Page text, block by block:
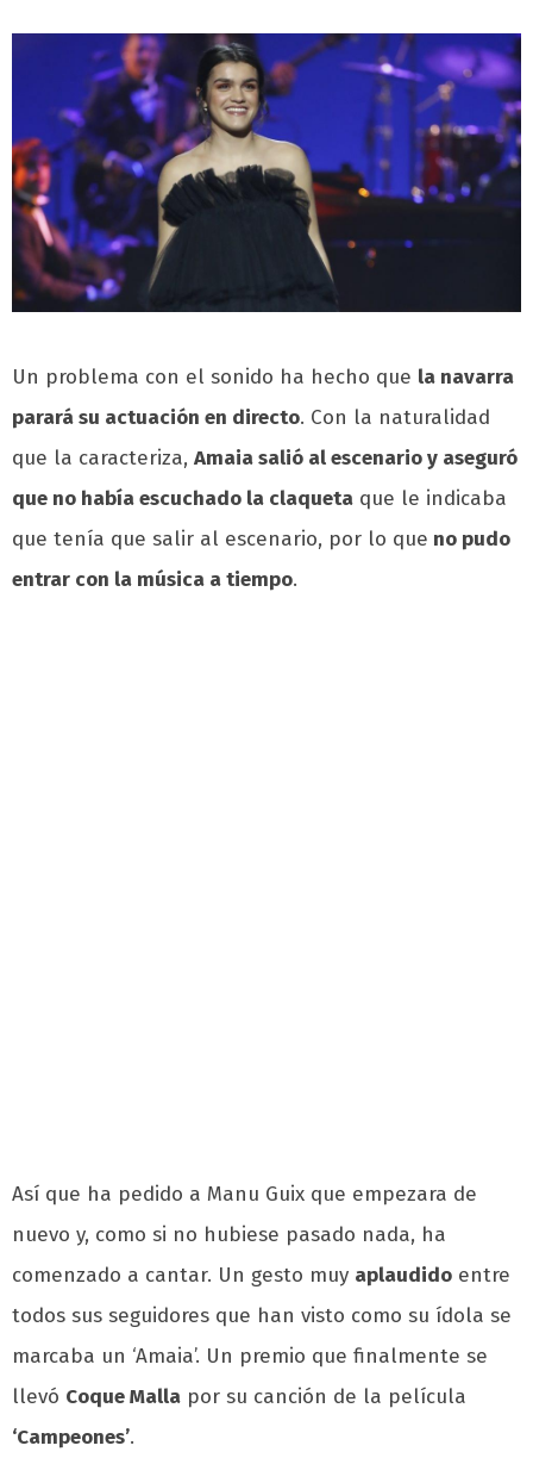
Un problema con el sonido ha hecho que la navarra
parará su actuación en directo. Con la naturalidad
que la caracteriza, Amaia salió al escenario y aseguró
que no había escuchado la claqueta que le indicaba
que tenía que salir al escenario, por lo que no pudo
entrar con la música a tiempo.
Así que ha pedido a Manu Guix que empezara de
nuevo y, como si no hubiese pasado nada, ha
comenzado a cantar. Un gesto muy aplaudido entre
todos sus seguidores que han visto como su ídola se
marcaba un ‘Amaia’. Un premio que finalmente se
llevó Coque Malla por su canción de la película
‘Campeones’.